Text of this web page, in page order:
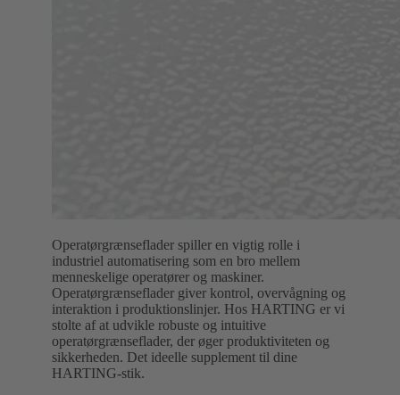
Operatørgrænseflader spiller en vigtig rolle i
industriel automatisering som en bro mellem
menneskelige operatører og maskiner.
Operatørgrænseflader giver kontrol, overvågning og
interaktion i produktionslinjer. Hos HARTING er vi
stolte af at udvikle robuste og intuitive
operatørgrænseflader, der øger produktiviteten og
sikkerheden. Det ideelle supplement til dine
HARTING-stik.